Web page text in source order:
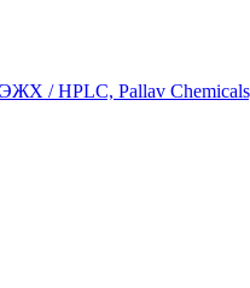
/ HPLC, Pallav